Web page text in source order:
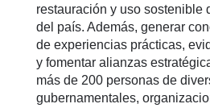
restauración y uso sostenible
del país. Además, generar
de experiencias prácticas,
y fomentar alianzas
más de 200 personas de
gubernamentales,